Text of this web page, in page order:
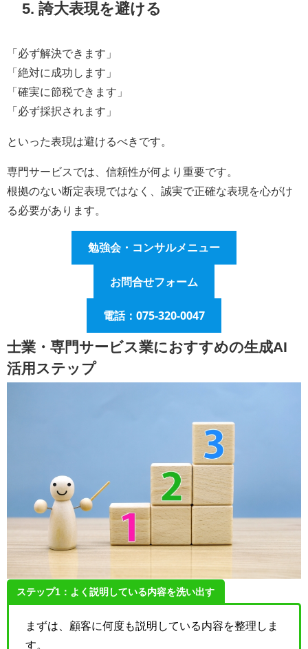
5. 誇大表現を避ける
「必ず解決できます」
「絶対に成功します」
「確実に節税できます」
「必ず採択されます」
といった表現は避けるべきです。
専門サービスでは、信頼性が何より重要です。
根拠のない断定表現ではなく、誠実で正確な表現を心がけ
る必要があります。
勉強会・コンサルメニュー
お問合せフォーム
電話：075-320-0047
士業・専門サービス業におすすめの生成AI
活用ステップ
ステップ1：よく説明している内容を洗い出す
まずは、顧客に何度も説明している内容を整理しま
す。